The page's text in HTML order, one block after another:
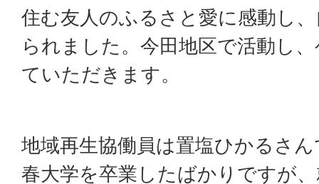
住む友人のふるさと愛に感動し
られました。今田地区で活動し
ていただきます。
地域再生協働員は置塩ひかるさ
春大学を卒業したばかりですが